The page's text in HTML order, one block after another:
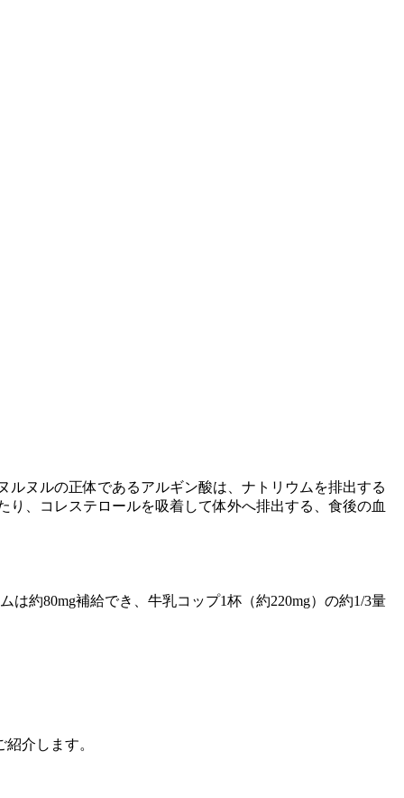
ルヌルの正体であるアルギン酸は、ナトリウムを排出する
、コレステロールを吸着して体外へ排出する、食後の血
約80mg補給でき、牛乳コップ1杯（約220mg）の約1/3量
介します。